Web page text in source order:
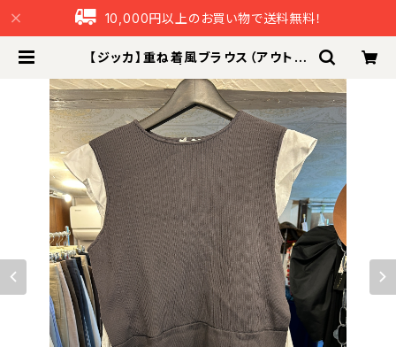
10,000円以上のお買い物で送料無料！
【ジッカ】重ね着風ブラウス（アウトレ